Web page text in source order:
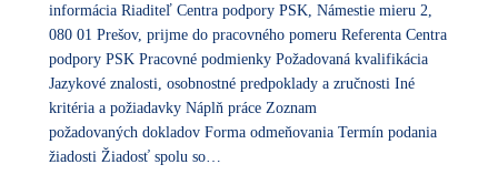
informácia Riaditeľ Centra podpory PSK, Námestie mieru 2,
080 01 Prešov, prijme do pracovného pomeru Referenta Centra
podpory PSK Pracovné podmienky Požadovaná kvalifikácia
Jazykové znalosti, osobnostné predpoklady a zručnosti Iné
kritéria a požiadavky Náplň práce Zoznam
požadovaných dokladov Forma odmeňovania Termín podania
žiadosti Žiadosť spolu so…